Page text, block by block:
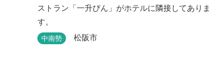
ストラン「一升びん」がホテルに隣接してありま
す。
中南勢 松阪市